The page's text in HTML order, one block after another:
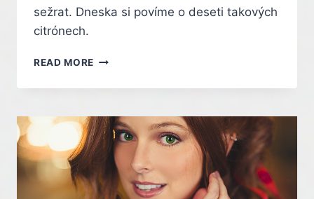
sežrat. Dneska si povíme o deseti takových
citrónech.
READ MORE TOP
HER,
VDĚČÍME
ZA
AKTUÁLNÍ
STAV
HERNÍHO
PRŮMYSLU